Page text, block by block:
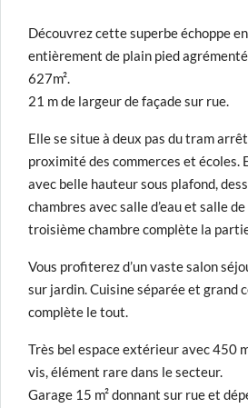
Découvrez cette superbe échoppe
entièrement de plain pied
627m².
21 m de largeur de façade sur rue.
Elle se situe à deux pas du tram
proximité des commerces et écoles.
avec belle hauteur sous plafond,
chambres avec salle d’eau et salle
troisième chambre complète la
Vous profiterez d’un vaste salon
sur jardin. Cuisine séparée et grand
complète le tout.
Très bel espace extérieur avec 450
vis, élément rare dans le secteur.
Garage 15 m² donnant sur rue et